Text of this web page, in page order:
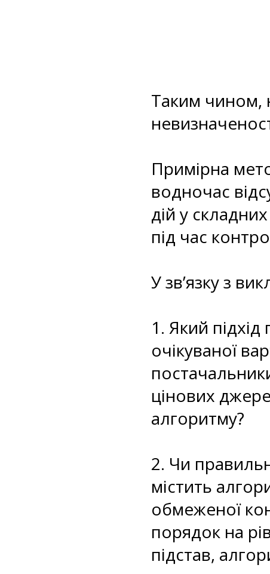
Таким чином,
Примірна
водночас
дій у
під час
У зв’язку з
1. Який
очікуваної
цінових
алгоритму?
2. Чи
містить
обмеженої
порядок на
підстав,